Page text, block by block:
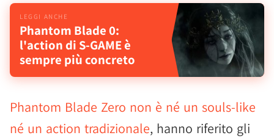
Phantom Blade 0:
l'action di S-GAME è
sempre più concreto
Phantom Blade Zero non è né un souls-like
né un action tradizionale, hanno riferito gli